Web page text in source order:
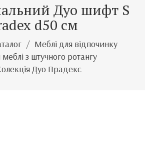
Дуо шифт S
d50 см
Меблі для відпочинку
меблі з штучного ротангу
Дуо Прадекс